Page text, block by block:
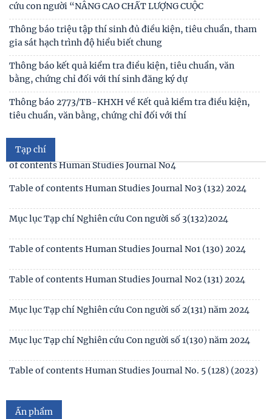
cứu con người “NÂNG CAO CHẤT LƯỢNG CUỘC
Thông báo triệu tập thí sinh đủ điều kiện, tiêu chuẩn, tham
gia sát hạch trình độ hiểu biết chung
Thông báo kết quả kiểm tra điều kiện, tiêu chuẩn, văn
bằng, chứng chỉ đối với thí sinh đăng ký dự
Thông báo 2773/TB-KHXH về Kết quả kiểm tra điều kiện,
tiêu chuẩn, văn bằng, chứng chỉ đối với thí
Tạp chí
Mục lục tạp chí Nghiên cứu Con người số 6 (135) 2024/Table
of contents Human Studies Journal No6
Mục lục tạp chí Nghiên cứu Con người số 5 (134) 2024 /Table
Mục lục tạp chí Nghiên cứu Con người số 4 (133) 2024 /Table
of contents Human Studies Journal No4
Table of contents Human Studies Journal No3 (132) 2024
Mục lục Tạp chí Nghiên cứu Con người số 3(132)2024
Table of contents Human Studies Journal No1 (130) 2024
Table of contents Human Studies Journal No2 (131) 2024
Mục lục Tạp chí Nghiên cứu Con người số 2(131) năm 2024
Mục lục Tạp chí Nghiên cứu Con người số 1(130) năm 2024
Table of contents Human Studies Journal No. 5 (128) (2023)
Ấn phẩm
Số 1(04) 2026
Giới thiệu sách mới: Xã hội học Gia đình
No1(01) 2025